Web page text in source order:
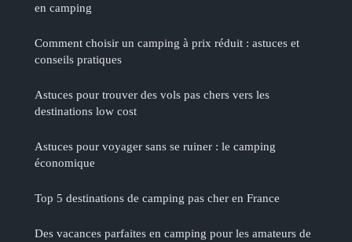
en camping
Comment choisir un camping à prix réduit : astuces et
conseils pratiques
Astuces pour trouver des vols pas chers vers les
destinations low cost
Astuces pour voyager sans se ruiner : le camping
économique
Top 5 destinations de camping pas cher en France
Des vacances parfaites en camping pour les amateurs de